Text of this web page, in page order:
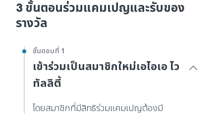
3 ขั้นตอนร่วมแคมเปญและรับของ
รางวัล
ขั้นตอนที่ 1
เข้าร่วมเป็นสมาชิกใหม่เอไอเอ ไว
ทัลลิตี้
โดยสมาชิกที่มีสิทธิร่วมแคมเปญต้องมี